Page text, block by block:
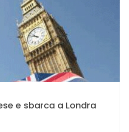
e sbarca a Londra